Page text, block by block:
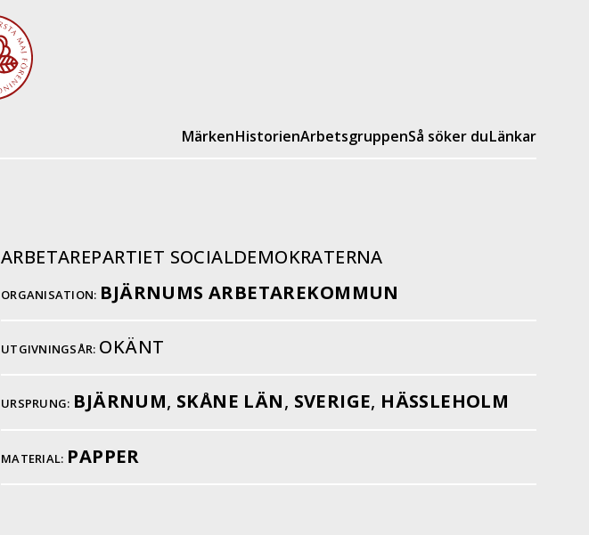
MärkenHistorienArbetsgruppenSå söker duLänkar
ARBETAREPARTIET SOCIALDEMOKRATERNA
ORGANISATION: BJÄRNUMS ARBETAREKOMMUN
UTGIVNINGSÅR: OKÄNT
URSPRUNG: BJÄRNUM, SKÅNE LÄN, SVERIGE, HÄSSLEHOLM
MATERIAL: PAPPER